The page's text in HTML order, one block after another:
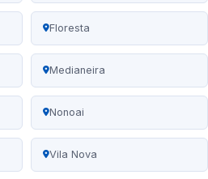
Floresta
Medianeira
Nonoai
Vila Nova